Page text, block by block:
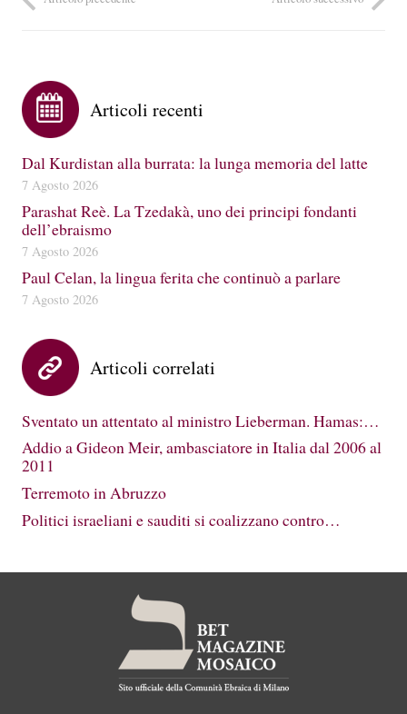
Articoli recenti
Dal Kurdistan alla burrata: la lunga memoria del latte
7 Agosto 2026
Parashat Reè. La Tzedakà, uno dei principi fondanti
dell’ebraismo
7 Agosto 2026
Paul Celan, la lingua ferita che continuò a parlare
7 Agosto 2026
Articoli correlati
Sventato un attentato al ministro Lieberman. Hamas:…
Addio a Gideon Meir, ambasciatore in Italia dal 2006 al
2011
Terremoto in Abruzzo
Politici israeliani e sauditi si coalizzano contro…